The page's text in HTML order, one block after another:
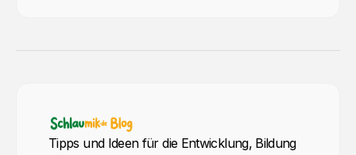
Tipps und Ideen für die Entwicklung, Bildung